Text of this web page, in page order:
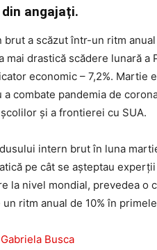
angajați.
a scăzut într-un ritm
drastică scădere lunară a
economic – 7,2%. Martie
combate pandemia de
și a frontierei cu SUA.
intern brut în luna
pe cât se așteptau
la nivel mondial, prevedea o
ritm anual de 10% în